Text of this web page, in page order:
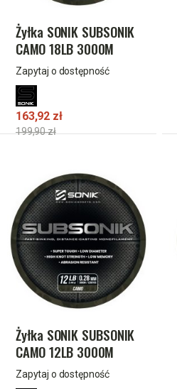
Żyłka SONIK SUBSONIK
CAMO 18LB 3000M
0.35mm
Zapytaj o dostępność
163,92 zł
199,90 zł
Żyłka SONIK SUBSONIK
CAMO 12LB 3000M
0.28mm
Zapytaj o dostępność